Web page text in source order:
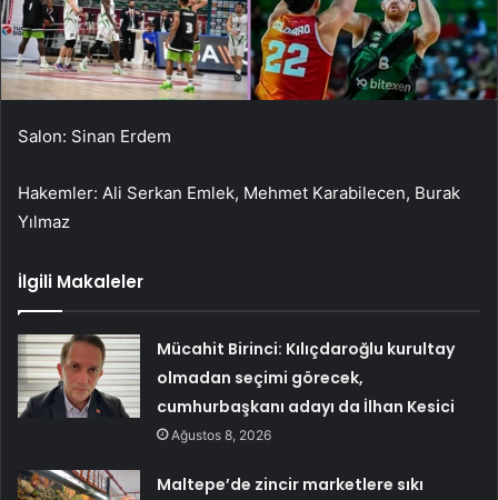
Salon: Sinan Erdem
Hakemler: Ali Serkan Emlek, Mehmet Karabilecen, Burak
Yılmaz
İlgili Makaleler
Mücahit Birinci: Kılıçdaroğlu kurultay
olmadan seçimi görecek,
cumhurbaşkanı adayı da İlhan Kesici
Ağustos 8, 2026
Maltepe’de zincir marketlere sıkı